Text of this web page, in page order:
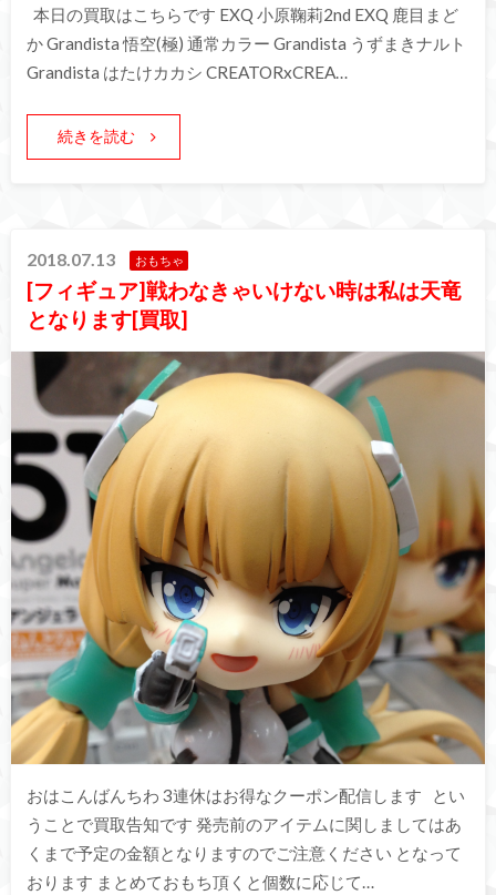
本日の買取はこちらです EXQ 小原鞠莉2nd EXQ 鹿目まど
か Grandista 悟空(極) 通常カラー Grandista うずまきナルト
Grandista はたけカカシ CREATORxCREA…
続きを読む
2018.07.13 おもちゃ
[フィギュア]戦わなきゃいけない時は私は天竜
となります[買取]
おはこんばんちわ 3連休はお得なクーポン配信します とい
うことで買取告知です 発売前のアイテムに関しましてはあ
くまで予定の金額となりますのでご注意ください となって
おります まとめておもち頂くと個数に応じて…